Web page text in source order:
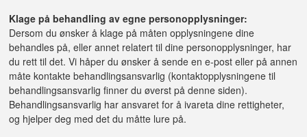
Klage på behandling av egne personopplysninger:
Dersom du ønsker å klage på måten opplysningene dine
behandles på, eller annet relatert til dine personopplysninger, har
du rett til det. Vi håper du ønsker å sende en e-post eller på annen
måte kontakte behandlingsansvarlig (kontaktopplysningene til
behandlingsansvarlig finner du øverst på denne siden).
Behandlingsansvarlig har ansvaret for å ivareta dine rettigheter,
og hjelper deg med det du måtte lure på.